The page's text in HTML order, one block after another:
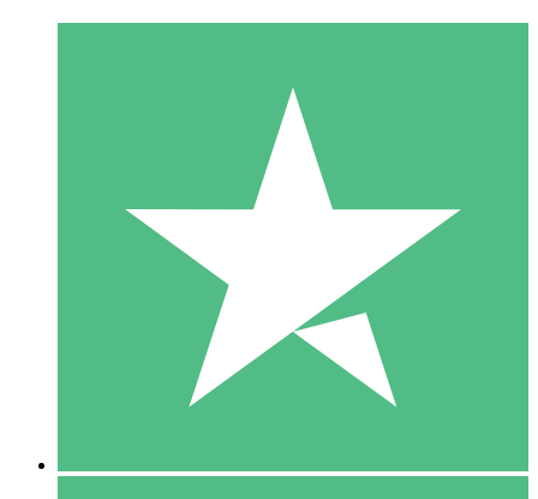
Pacchetti di Crediti Individuali
Paga a consumo con crediti di download. Nessun impegno
1 Download
10
US$1500